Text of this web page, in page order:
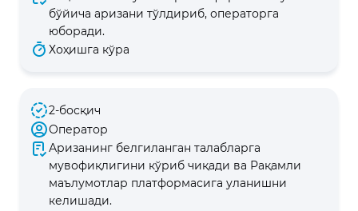
бўйича аризани тўлдириб, операторга
юборади.
Хоҳишга кўра
2-босқич
Оператор
Аризанинг белгиланган талабларга
мувофиқлигини кўриб чиқади ва Рақамли
маълумотлар платформасига уланишни
келишади.